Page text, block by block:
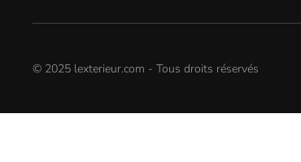
© 2025 lexterieur.com - Tous droits réservés